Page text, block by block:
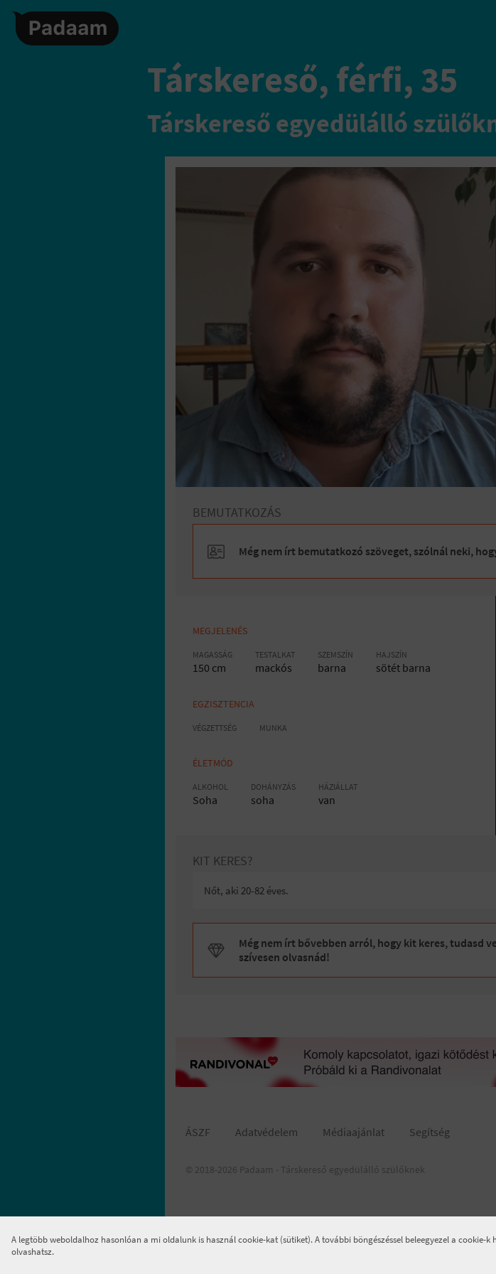
Társkereső, férfi, 35
Társkereső egyedülálló
BEMUTATKOZÁS
Még nem írt bemutatkozó szöveget, szólnál neki,
MEGJELENÉS
MAGASSÁG
150 cm
TESTALKAT
mackós
SZEMSZÍN
barna
HAJSZÍN
sötét barna
EGZISZTENCIA
VÉGZETTSÉG MUNKA
ÉLETMÓD
ALKOHOL
Soha
DOHÁNYZÁS
soha
HÁZIÁLLAT
van
KIT KERES?
Nőt, aki 20-82 éves.
Még nem írt bővebben arról, hogy kit keres, tudasd
szívesen olvasnád!
ÁSZF Adatvédelem Médiaajánlat Segítség
© 2018-2026 Padaam - Társkereső egyedülálló szülőknek
A legtöbb weboldalhoz hasonlóan a mi oldalunk is használ cookie-kat (sütiket). A további böngészéssel beleegyezel a cookie-
olvashatsz.